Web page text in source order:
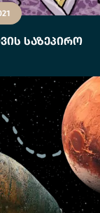
საზეპირო